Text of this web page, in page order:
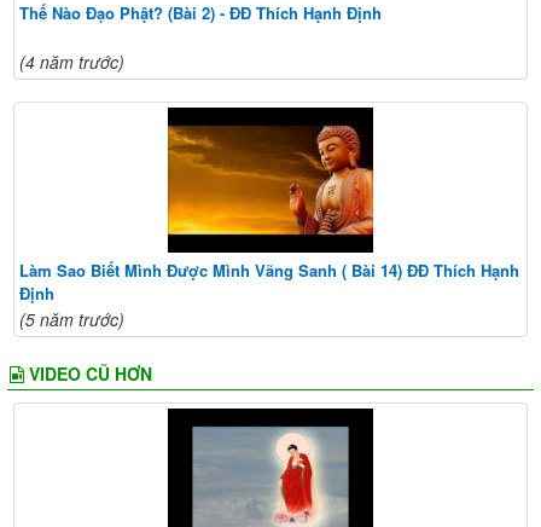
Thế Nào Đạo Phật? (Bài 2) - ĐĐ Thích Hạnh Định
(4 năm trước)
Làm Sao Biết Mình Được Mình Vãng Sanh ( Bài 14) ĐĐ Thích Hạnh
Định
(5 năm trước)
VIDEO CŨ HƠN